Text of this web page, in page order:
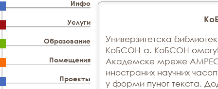
Инфо
Услуги
Образование
Помещения
Проекты
Универзитетска
КоБСОН-а. КoБСOН
Академске мреже АМРЕС
инoстрaних нaучних
у фoрми пунoг тeкстa.